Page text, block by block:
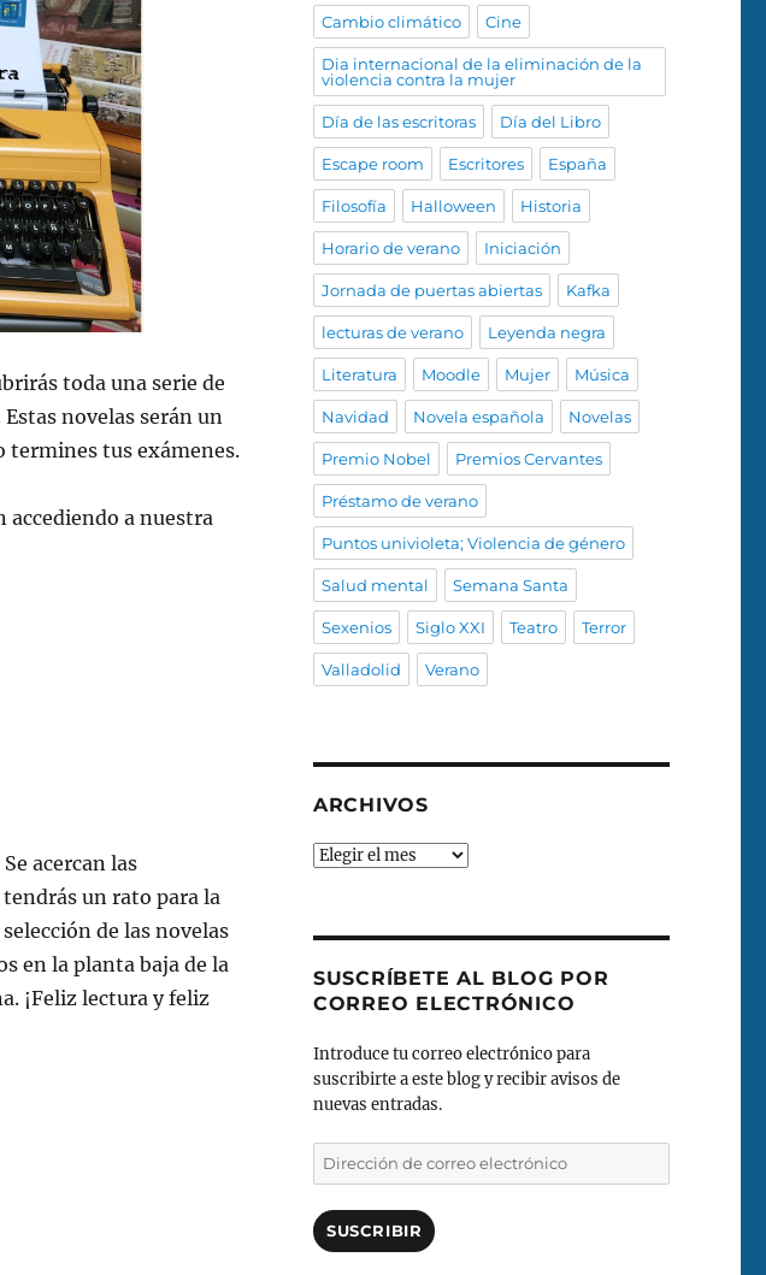
toda una serie de
novelas serán un
termines tus exámenes.
a nuestra
Se acercan las
un rato para la
de las novelas
en la planta baja de la
¡Feliz lectura y feliz
Cambio climático Cine
Dia internacional de la eliminación de la
violencia contra la mujer
Día de las escritoras Día del Libro
Escape room Escritores España
Filosofía Halloween Historia
Horario de verano Iniciación
Jornada de puertas abiertas Kafka
lecturas de verano Leyenda negra
Literatura Moodle Mujer Música
Navidad Novela española Novelas
Premio Nobel Premios Cervantes
Préstamo de verano
Puntos univioleta; Violencia de género
Salud mental Semana Santa
Sexenios Siglo XXI Teatro Terror
Valladolid Verano
ARCHIVOS
Archivos
SUSCRÍBETE AL BLOG POR
CORREO ELECTRÓNICO
Introduce tu correo electrónico para
suscribirte a este blog y recibir avisos de
nuevas entradas.
Dirección
de
electrónico
SUSCRIBIR